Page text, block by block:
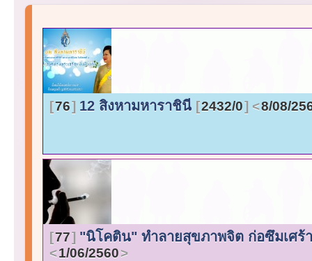
76 12 สิงหามหาราชินี 2432/0 8/08/
77 "นิโคติน" ทำลายสุขภาพจิต ก่อซึมเศร้
1/06/2560